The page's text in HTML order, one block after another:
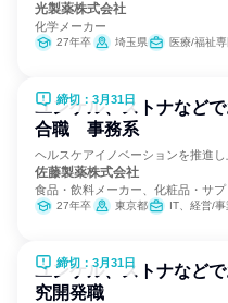
光製薬株式会社
化学メーカー
27年卒 埼玉県 医療/福祉
締切：3月31日
ユンケル、ストナなど
合職 事務系
ヘルスケアイノベーションを推進
佐藤製薬株式会社
食品・飲料メーカー、化粧品・サ
27年卒 東京都 IT、経営/事業企画、バックオフィス・事務
締切：3月31日
ユンケル、ストナなど
究開発職